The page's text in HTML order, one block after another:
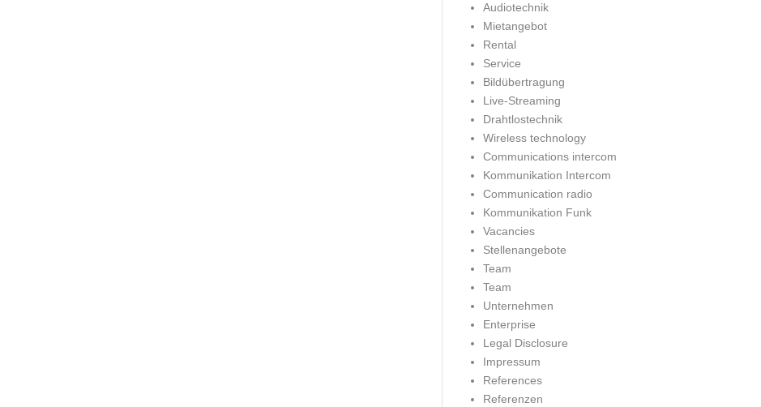
Audiotechnik
Mietangebot
Rental
Service
Bildübertragung
Live-Streaming
Drahtlostechnik
Wireless technology
Communications intercom
Kommunikation Intercom
Communication radio
Kommunikation Funk
Vacancies
Stellenangebote
Team
Team
Unternehmen
Enterprise
Legal Disclosure
Impressum
References
Referenzen